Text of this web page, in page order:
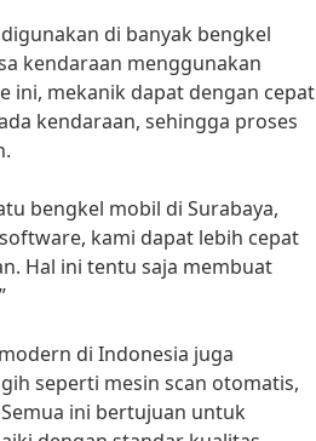
di banyak bengkel
kendaraan menggunakan
ini, mekanik dapat dengan cepat
kendaraan, sehingga proses
bengkel mobil di Surabaya,
kami dapat lebih cepat
Hal ini tentu saja membuat
di Indonesia juga
seperti mesin scan otomatis,
ini bertujuan untuk